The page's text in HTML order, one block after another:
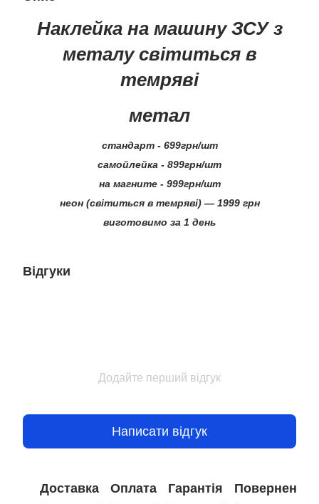
Наклейка на машину ЗСУ з
металу світиться в
темряві
метал
стандарт - 699грн/шт
самойлейка - 899грн/шт
на магните - 999грн/шт
неон (світиться в темряві) — 1999 грн
виготовимо за 1 день
Відгуки
Додайте перший відгук
Написати відгук
Доставка Оплата Гарантія Повернення